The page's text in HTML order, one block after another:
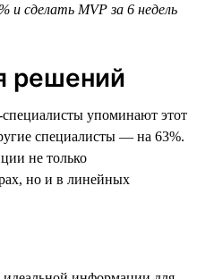
и сделать MVP за 6 недель
решений
упоминают этот
специалисты — на 63%.
не только
но и в линейных